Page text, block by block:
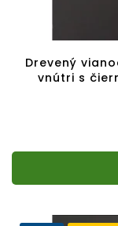
Drevený
vnútri s